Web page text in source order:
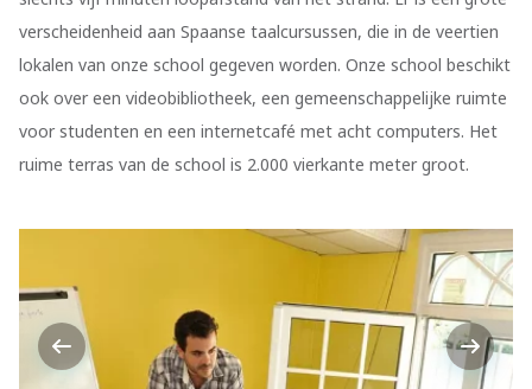
verscheidenheid aan Spaanse taalcursussen, die in de veertien
lokalen van onze school gegeven worden. Onze school beschikt
ook over een videobibliotheek, een gemeenschappelijke ruimte
voor studenten en een internetcafé met acht computers. Het
ruime terras van de school is 2.000 vierkante meter groot.